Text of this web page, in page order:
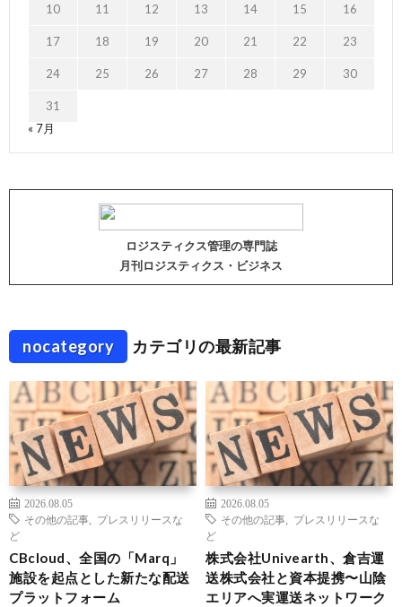
10 11 12 13 14 15 16
17 18 19 20 21 22 23
24 25 26 27 28 29 30
31
« 7月
ロジスティクス管理の専門誌
月刊ロジスティクス・ビジネス
nocategory カテゴリの最新記事
2026.08.05
その他の記事
プレスリリースな
ど
CBcloud、全国の「Marq」
施設を起点とした新たな配送
プラットフォーム
2026.08.05
その他の記事
プレスリリースな
ど
株式会社Univearth、倉吉運
送株式会社と資本提携〜山陰
エリアへ実運送ネットワーク